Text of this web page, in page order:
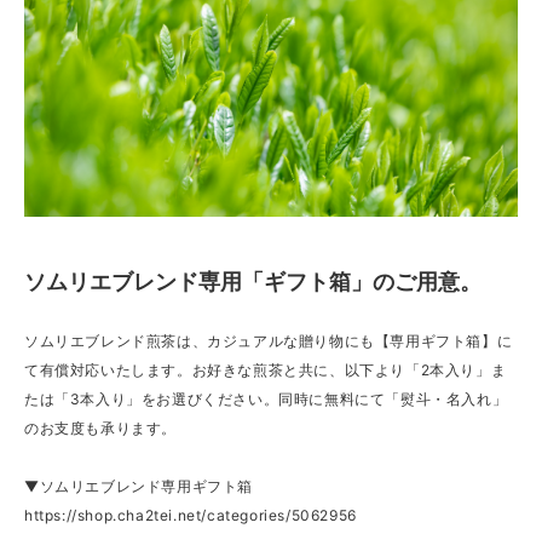
ソムリエブレンド専用「ギフト箱」のご用意。
ソムリエブレンド煎茶は、カジュアルな贈り物にも【専用ギフト箱】に
て有償対応いたします。お好きな煎茶と共に、以下より「2本入り」ま
たは「3本入り」をお選びください。同時に無料にて「熨斗・名入れ」
のお支度も承ります。
▼ソムリエブレンド専用ギフト箱
https://shop.cha2tei.net/categories/5062956